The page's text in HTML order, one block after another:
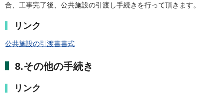
合、工事完了後、公共施設の引渡し手続きを行って頂きます。
リンク
公共施設の引渡書書式
8.その他の手続き
リンク